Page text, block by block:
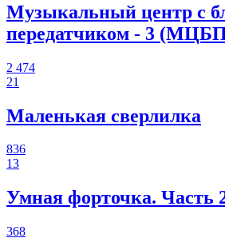
Музыкальный центр с
передатчиком - 3
2 474
21
Маленькая сверлилка
836
13
Умная форточка. Часть
368